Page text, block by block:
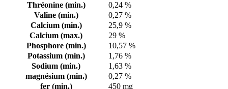
Thréonine (min.)
0,24 %
Valine (min.)
0,27 %
Calcium (min.)
25,9 %
Calcium (max.)
29 %
Phosphore (min.)
10,57 %
Potassium (min.)
1,76 %
Sodium (min.)
1,63 %
magnésium (min.)
0,27 %
fer (min.)
450 mg